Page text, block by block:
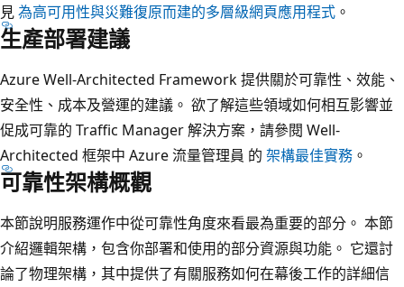
見為高可用性與災難復原而建的多層級網頁應用程式 。
生產部署建議
Azure Well-Architected Framework 提供關於可靠性、效能、
安全性、成本及營運的建議。 欲了解這些領域如何相互影響並
促成可靠的 Traffic Manager 解決方案，請參閱 Well-
Architected 框架中 Azure 流量管理員 的 架構最佳實務 。
可靠性架構概觀
本節說明服務運作中從可靠性角度來看最為重要的部分。 本節
介紹邏輯架構，包含你部署和使用的部分資源與功能。 它還討
論了物理架構，其中提供了有關服務如何在幕後工作的詳細信